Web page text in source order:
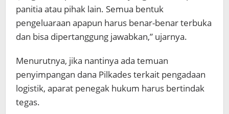
panitia atau pihak lain. Semua bentuk
pengeluaraan apapun harus benar-benar terbuka
dan bisa dipertanggung jawabkan,” ujarnya.
Menurutnya, jika nantinya ada temuan
penyimpangan dana Pilkades terkait pengadaan
logistik, aparat penegak hukum harus bertindak
tegas.